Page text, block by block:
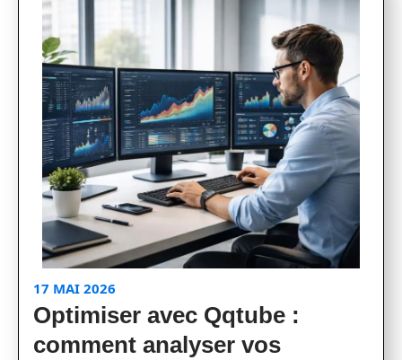
17 MAI 2026
Optimiser avec Qqtube :
comment analyser vos